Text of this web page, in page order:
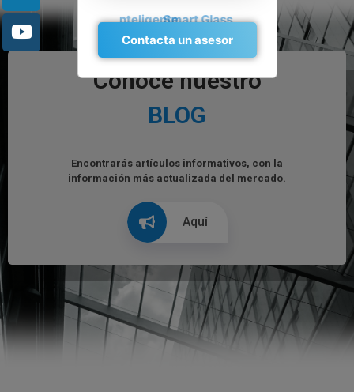
Vidrio Inteligente
Contacta un asesor
Conoce nuestro
BLOG
Encontrarás artículos informativos, con la
información más actualizada del mercado.
Aquí